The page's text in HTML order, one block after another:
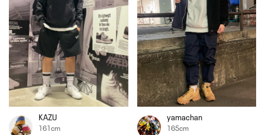
KAZU
161cm
yamachan
165cm